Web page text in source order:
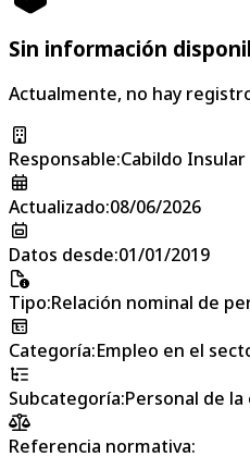
Sin información
Actualmente, no hay
Responsable:Cabildo
Actualizado:08/06/2026
Datos desde:01/01/2019
Tipo:Relación nominal de
Categoría:Empleo en el
Subcategoría:Personal de
Referencia normativa: